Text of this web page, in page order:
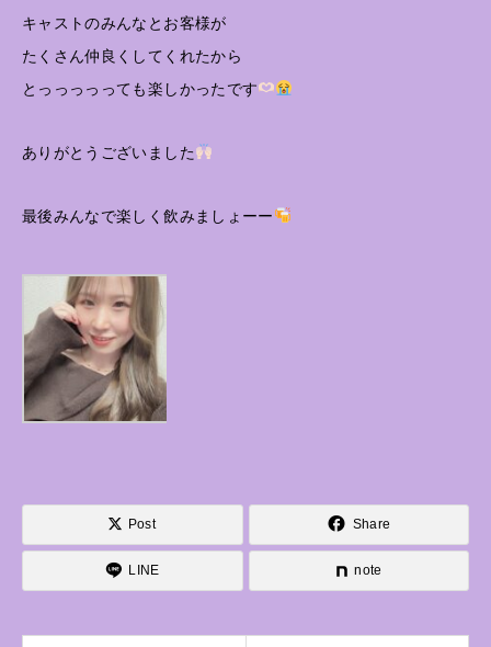
キャストのみんなとお客様が
たくさん仲良くしてくれたから
とっっっっっても楽しかったです
ありがとうございました
最後みんなで楽しく飲みましょーー
Post Share
LINE note